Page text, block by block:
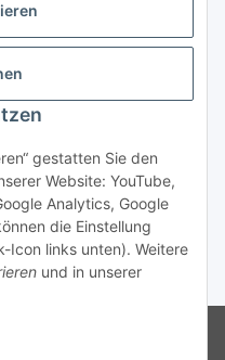
gestatten Sie den
Website: YouTube,
Analytics, Google
die Einstellung
Icon links unten). Weitere
und in unserer
Versand